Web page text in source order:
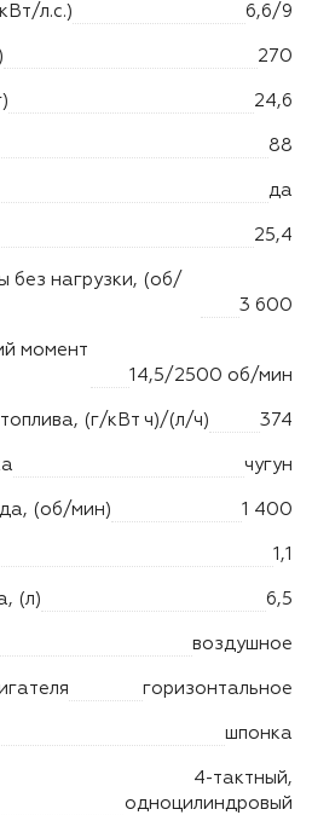
л.с.) 6,6/9
270
24,6
88
да
25,4
без нагрузки, (об/
3 600
момент
14,5/2500 об/мин
(г/кВт ч)/(л/ч) 374
чугун
(об/мин) 1 400
1,1
(л) 6,5
воздушное
горизонтальное
шпонка
4-тактный,
одноцилиндровый